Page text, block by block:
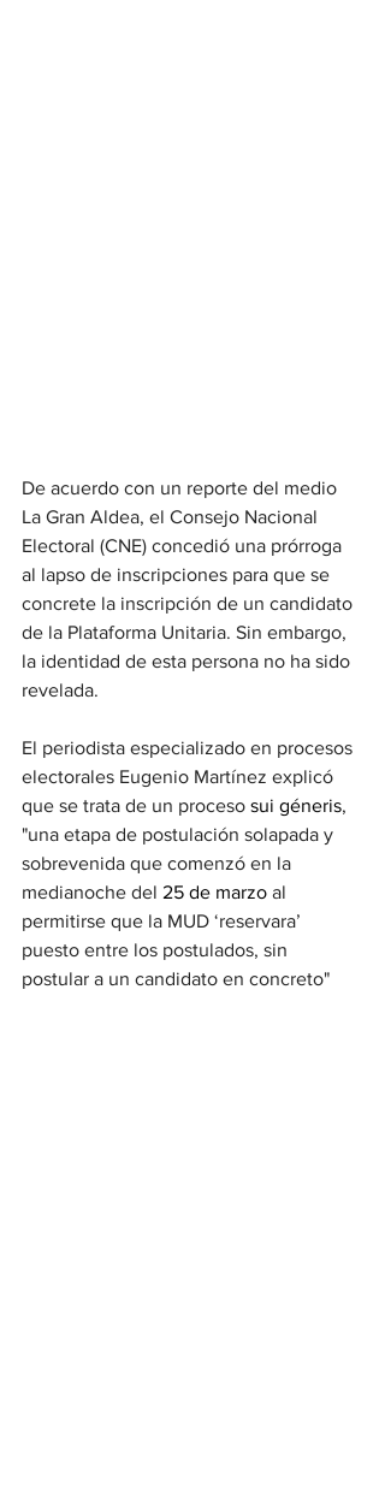
De acuerdo con un reporte del medio
La Gran Aldea, el Consejo Nacional
Electoral (CNE) concedió una prórroga
al lapso de inscripciones para que se
concrete la inscripción de un candidato
de la Plataforma Unitaria. Sin embargo,
la identidad de esta persona no ha sido
revelada.
El periodista especializado en procesos
electorales Eugenio Martínez explicó
que se trata de un proceso sui géneris,
"una etapa de postulación solapada y
sobrevenida que comenzó en la
medianoche del 25 de marzo al
permitirse que la MUD ‘reservara’
puesto entre los postulados, sin
postular a un candidato en concreto"